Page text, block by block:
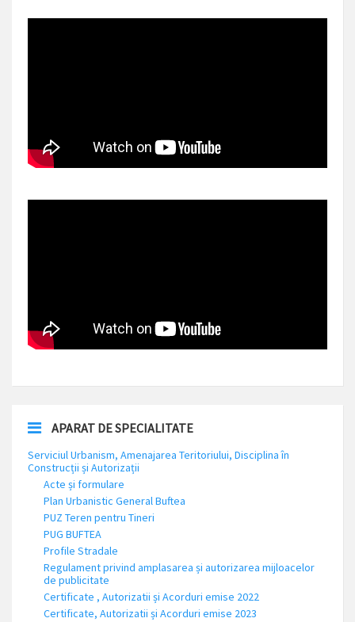
APARAT DE SPECIALITATE
Serviciul Urbanism, Amenajarea Teritoriului, Disciplina în
Construcții și Autorizații
Acte și formulare
Plan Urbanistic General Buftea
PUZ Teren pentru Tineri
PUG BUFTEA
Profile Stradale
Regulament privind amplasarea și autorizarea mijloacelor
de publicitate
Certificate , Autorizatii și Acorduri emise 2022
Certificate, Autorizatii și Acorduri emise 2023